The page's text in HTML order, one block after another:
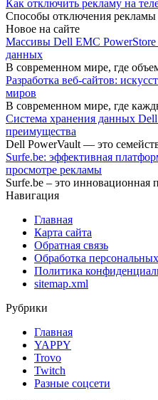
Как отключить рекламу на
Способы отключения рекламы
Новое на сайте
Массивы Dell EMC
данных
В современном мире, где
Разработка веб-сайтов:
миров
В современном мире, где
Система хранения данных
преимущества
Dell PowerVault — это
Surfe.be: эффективная
просмотре рекламы
Surfe.be – это инновационная
Навигация
Главная
Карта сайта
Обратная связь
Обработка
Политика
sitemap.xml
Рубрики
Главная
YAPPY
Trovo
Twitch
Разные соцсети